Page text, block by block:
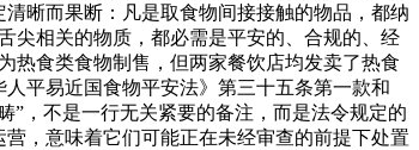
晰而果断：凡是取食物间接接触的物品，都纳
尖相关的物质，都必需是平安的、合规的、经
热食类食物制售，但两家餐饮店均发卖了热食
平易近国食物平安法》第三十五条第一款和
”，不是一行无关紧要的备注，而是法令规定的
，意味着它们可能正在未经审查的前提下处置